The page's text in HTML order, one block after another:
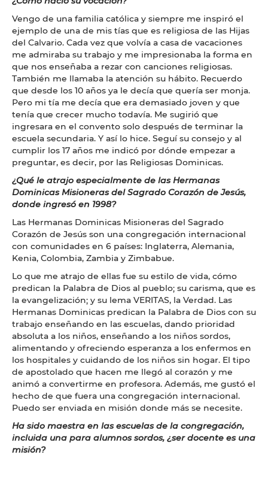
Vengo de una familia católica y siempre me inspiró el
ejemplo de una de mis tías que es religiosa de las Hijas
del Calvario. Cada vez que volvía a casa de vacaciones
me admiraba su trabajo y me impresionaba la forma en
que nos enseñaba a rezar con canciones religiosas.
También me llamaba la atención su hábito. Recuerdo
que desde los 10 años ya le decía que quería ser monja.
Pero mi tía me decía que era demasiado joven y que
tenía que crecer mucho todavía. Me sugirió que
ingresara en el convento solo después de terminar la
escuela secundaria. Y así lo hice. Seguí su consejo y al
cumplir los 17 años me indicó por dónde empezar a
preguntar, es decir, por las Religiosas Dominicas.
¿Qué le atrajo especialmente de las Hermanas
Dominicas Misioneras del Sagrado Corazón de Jesús,
donde ingresó en 1998?
Las Hermanas Dominicas Misioneras del Sagrado
Corazón de Jesús son una congregación internacional
con comunidades en 6 países: Inglaterra, Alemania,
Kenia, Colombia, Zambia y Zimbabue.
Lo que me atrajo de ellas fue su estilo de vida, cómo
predican la Palabra de Dios al pueblo; su carisma, que es
la evangelización; y su lema VERITAS, la Verdad. Las
Hermanas Dominicas predican la Palabra de Dios con su
trabajo enseñando en las escuelas, dando prioridad
absoluta a los niños, enseñando a los niños sordos,
alimentando y ofreciendo esperanza a los enfermos en
los hospitales y cuidando de los niños sin hogar. El tipo
de apostolado que hacen me llegó al corazón y me
animó a convertirme en profesora. Además, me gustó el
hecho de que fuera una congregación internacional.
Puedo ser enviada en misión donde más se necesite.
Ha sido maestra en las escuelas de la congregación,
incluida una para alumnos sordos, ¿ser docente es una
misión?